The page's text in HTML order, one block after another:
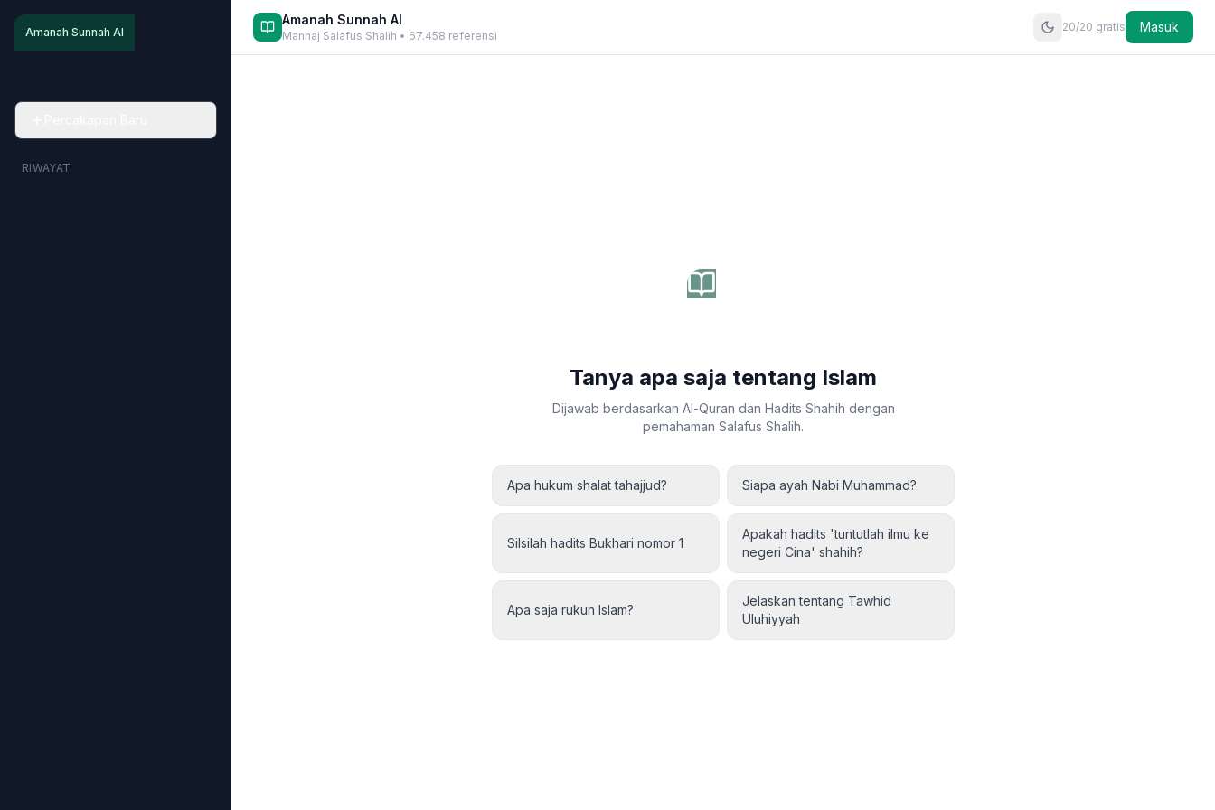
Amanah Sunnah AI
RIWAYAT
Amanah Sunnah AI
Manhaj Salafus Shalih • 67.458 referensi
20/20 gratis Masuk
Tanya apa saja tentang Islam
Dijawab berdasarkan Al-Quran dan Hadits Shahih dengan
pemahaman Salafus Shalih.
Apa hukum shalat tahajjud? Siapa ayah Nabi Muhammad?
Silsilah hadits Bukhari nomor 1
Apakah hadits 'tuntutlah ilmu ke
negeri Cina' shahih?
Apa saja rukun Islam?
Jelaskan tentang Tawhid
Uluhiyyah